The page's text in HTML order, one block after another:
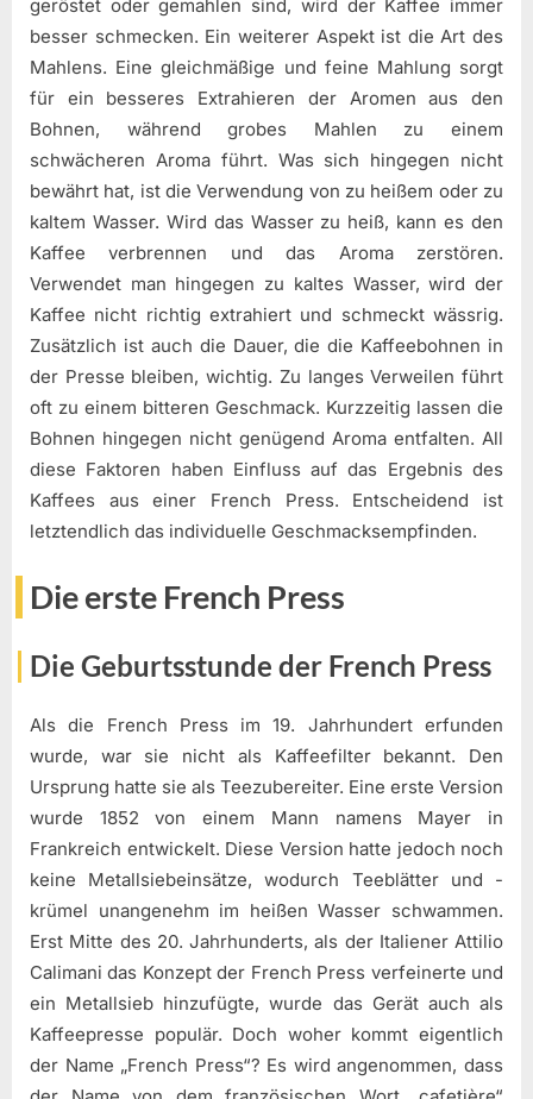
geröstet oder gemahlen sind, wird der Kaffee immer
besser schmecken. Ein weiterer Aspekt ist die Art des
Mahlens. Eine gleichmäßige und feine Mahlung sorgt
für ein besseres Extrahieren der Aromen aus den
Bohnen, während grobes Mahlen zu einem
schwächeren Aroma führt. Was sich hingegen nicht
bewährt hat, ist die Verwendung von zu heißem oder zu
kaltem Wasser. Wird das Wasser zu heiß, kann es den
Kaffee verbrennen und das Aroma zerstören.
Verwendet man hingegen zu kaltes Wasser, wird der
Kaffee nicht richtig extrahiert und schmeckt wässrig.
Zusätzlich ist auch die Dauer, die die Kaffeebohnen in
der Presse bleiben, wichtig. Zu langes Verweilen führt
oft zu einem bitteren Geschmack. Kurzzeitig lassen die
Bohnen hingegen nicht genügend Aroma entfalten. All
diese Faktoren haben Einfluss auf das Ergebnis des
Kaffees aus einer French Press. Entscheidend ist
letztendlich das individuelle Geschmacksempfinden.
Die erste French Press
Die Geburtsstunde der French Press
Als die French Press im 19. Jahrhundert erfunden
wurde, war sie nicht als Kaffeefilter bekannt. Den
Ursprung hatte sie als Teezubereiter. Eine erste Version
wurde 1852 von einem Mann namens Mayer in
Frankreich entwickelt. Diese Version hatte jedoch noch
keine Metallsiebeinsätze, wodurch Teeblätter und -
krümel unangenehm im heißen Wasser schwammen.
Erst Mitte des 20. Jahrhunderts, als der Italiener Attilio
Calimani das Konzept der French Press verfeinerte und
ein Metallsieb hinzufügte, wurde das Gerät auch als
Kaffeepresse populär. Doch woher kommt eigentlich
der Name „French Press“? Es wird angenommen, dass